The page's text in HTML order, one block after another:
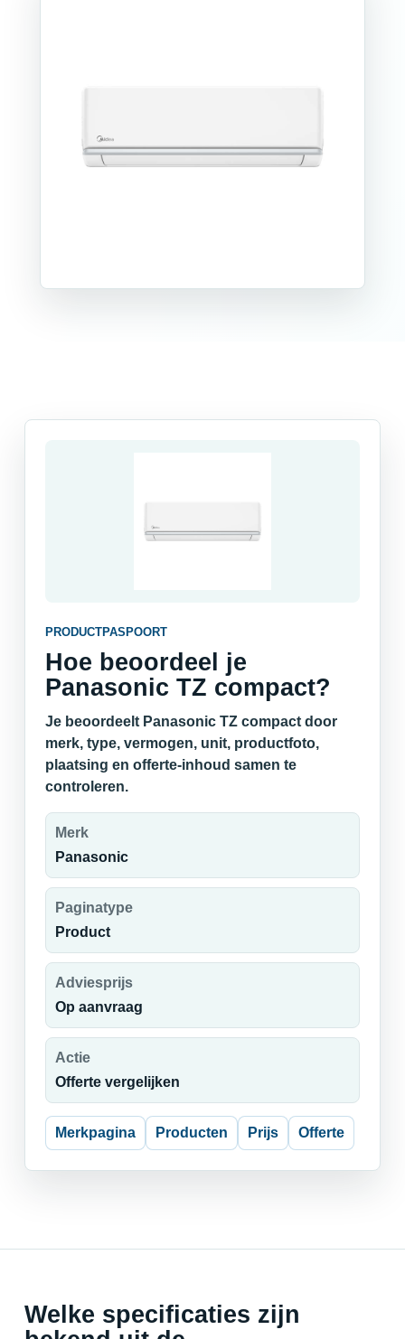
PRODUCTPASPOORT
Hoe beoordeel je
Panasonic TZ compact?
Je beoordeelt Panasonic TZ compact door
merk, type, vermogen, unit, productfoto,
plaatsing en offerte-inhoud samen te
controleren.
Merk
Panasonic
Paginatype
Product
Adviesprijs
Op aanvraag
Actie
Offerte vergelijken
Merkpagina Producten Prijs Offerte
Welke specificaties zijn